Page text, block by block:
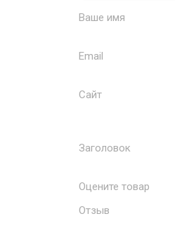
Ваше имя
Email
Сайт
Заголовок
Оцените товар
Отзыв